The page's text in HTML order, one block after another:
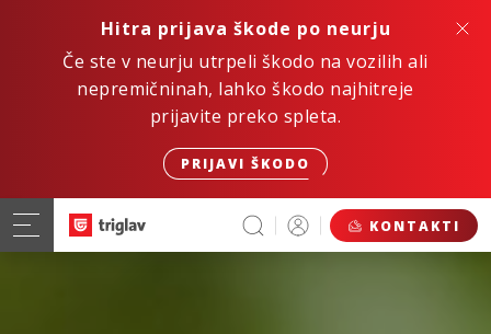
Hitra prijava škode po neurju
Če ste v neurju utrpeli škodo na vozilih ali
nepremičninah, lahko škodo najhitreje
prijavite preko spleta.
PRIJAVI ŠKODO
KONTAKTI